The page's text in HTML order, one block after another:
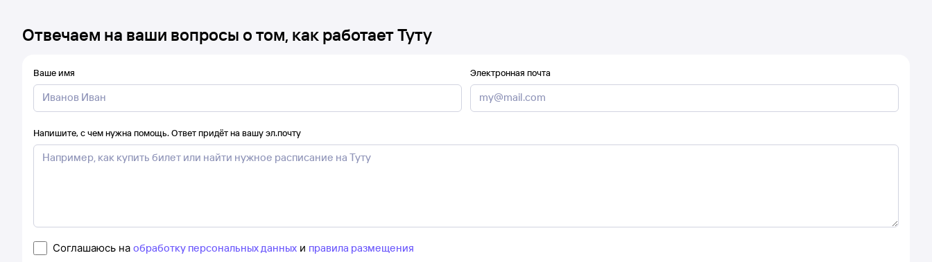
Отвечаем на ваши вопросы о том, как работает Туту
Ваше имя Электронная почта
Напишите, с чем нужна помощь. Ответ придёт на вашу эл.почту
Соглашаюсь на обработку персональных данных и правила размещения